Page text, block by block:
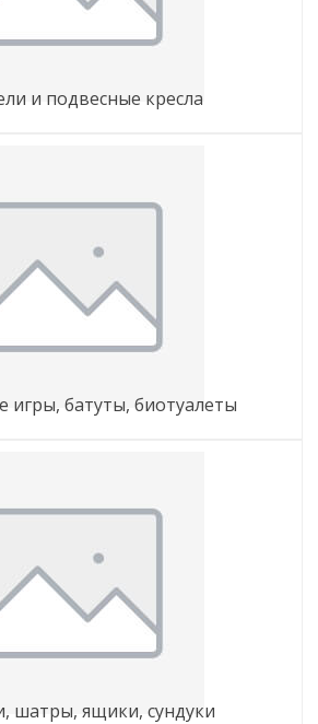
и подвесные кресла
игры, батуты, биотуалеты
шатры, ящики, сундуки